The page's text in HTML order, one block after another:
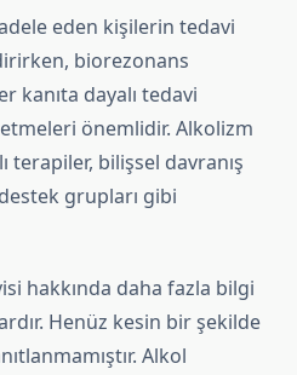
eden kişilerin tedavi
biorezonans
kanıta dayalı tedavi
önemlidir. Alkolizm
terapiler, bilişsel davranış
grupları gibi
hakkında daha fazla bilgi
Henüz kesin bir şekilde
Alkol